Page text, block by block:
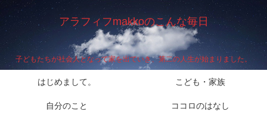
アラフィフmakkoのこんな毎日
子どもたちが社会人となって家を出ていき、第二の人生が始まりました。
はじめまして。 こども・家族
自分のこと ココロのはなし